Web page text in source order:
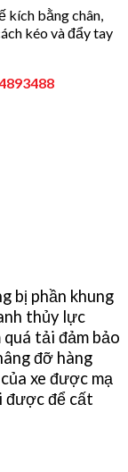
kích bằng chân,
kéo và đẩy tay
bị phần khung
thủy lực
tải đảm bảo
đỡ hàng
xe được mạ
được để cất